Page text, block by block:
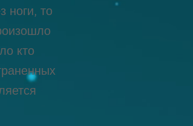
ноги, то
кто